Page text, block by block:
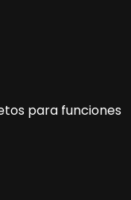
para funciones